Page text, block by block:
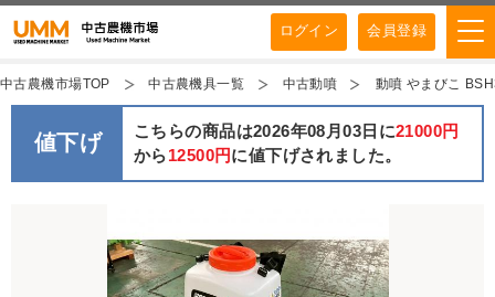
ログイン 会員登録
中古農機市場TOP 中古農機具一覧 中古動噴 動噴 やまびこ
値下げ こちらの商品は2026年08月03日に21000円
から12500円に値下げされました。